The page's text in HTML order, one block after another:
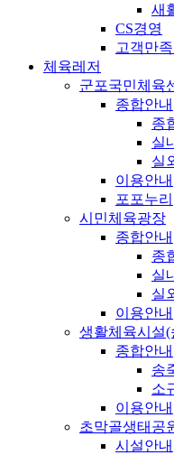
새
CS경영
고객만
체육레저
군포국민체육
종합안내
종
실
실
이용안내
포포누리
시민체육광장
종합안내
종
실
실
이용안내
생활체육시설
종합안내
송
소
이용안내
초막골생태공
시설안내